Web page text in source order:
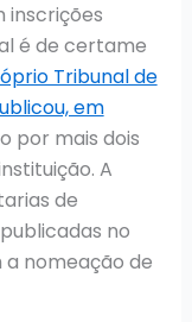
inscrições
é de certame
Tribunal de
em
por mais dois
A
de
no
a nomeação de